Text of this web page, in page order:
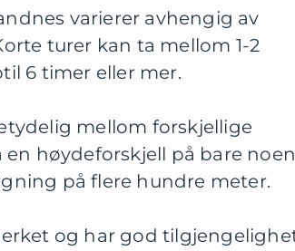
varierer avhengig av
turer kan ta mellom 1-2
6 timer eller mer.
mellom forskjellige
høydeforskjell på bare
på flere hundre meter.
og har god